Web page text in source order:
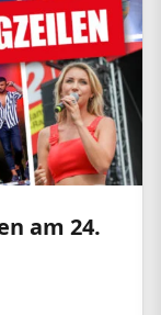
am 24.